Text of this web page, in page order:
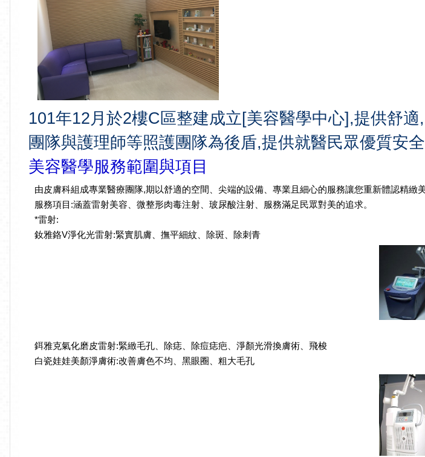
101年12月於2樓C區整建成立[美容醫學中心],提供舒
團隊與護理師等照護團隊為後盾,提供就醫民眾優質安
美容醫學服務範圍與項目
由皮膚科組成專業醫療團隊,期以舒適的空間、尖端的設備、專業且細心的服務讓您重新體認精緻
服務項目:涵蓋雷射美容、微整形肉毒注射、玻尿酸注射、服務滿足民眾對美的追求。
*雷射:
釹雅鉻V淨化光雷射:緊實肌膚、撫平細紋、除斑、除刺青
鉺雅克氣化磨皮雷射:緊緻毛孔、除痣、除痘痣疤、淨顏光滑換膚術、飛梭
白瓷娃娃美顏淨膚術:改善膚色不均、黑眼圈、粗大毛孔